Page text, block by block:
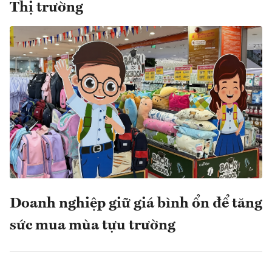
Thị trường
Doanh nghiệp giữ giá bình ổn để tăng
sức mua mùa tựu trường